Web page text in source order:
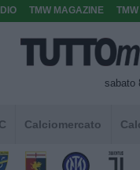
TMW MAGAZINE
sabato
Calciomercato